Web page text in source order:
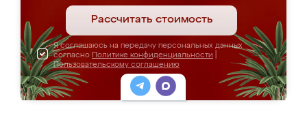
Рассчитать стоимость
Я соглашаюсь на передачу персональных данных
согласно Политике конфиденциальности
Пользовательскому соглашению